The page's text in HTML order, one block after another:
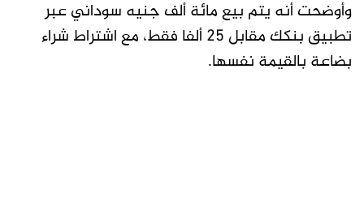
وأوضحت أنه يتم بيع مائة ألف جنيه سوداني عبر
تطبيق بنكك مقابل 25 ألفا فقط، مع اشتراط شراء
بضاعة بالقيمة نفسها.